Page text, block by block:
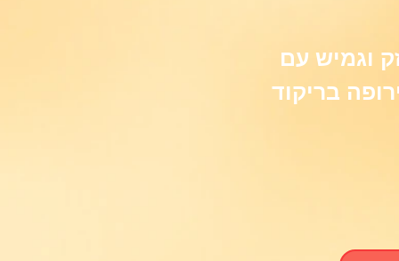
חזק וגמיש עם
בריקוד